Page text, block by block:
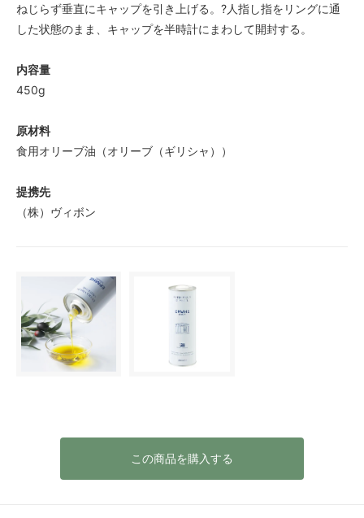
ねじらず垂直にキャップを引き上げる。?人指し指をリングに通
した状態のまま、キャップを半時計にまわして開封する。
内容量
450g
原材料
食用オリーブ油（オリーブ（ギリシャ））
提携先
（株）ヴィボン
この商品を購入する